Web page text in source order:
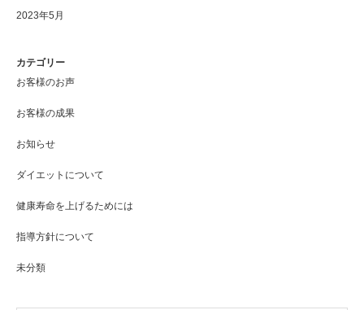
2023年5月
カテゴリー
お客様のお声
お客様の成果
お知らせ
ダイエットについて
健康寿命を上げるためには
指導方針について
未分類